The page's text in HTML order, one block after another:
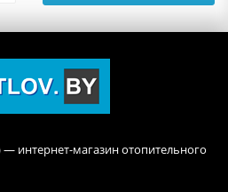
— интернет-магазин отопительного